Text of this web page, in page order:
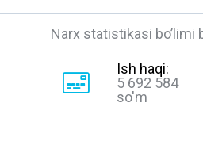
Narx statistikasi bo’limi
Ish haqi:
5 692 584
so'm